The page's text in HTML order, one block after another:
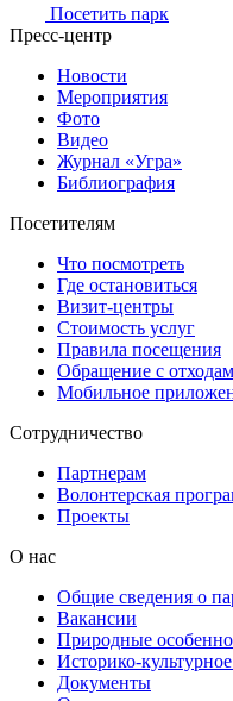
Посетить парк
Пресс-центр
Новости
Мероприятия
Фото
Видео
Журнал «Угра»
Библиография
Посетителям
Что посмотреть
Где остановиться
Визит-центры
Стоимость услуг
Правила посещения
Обращение с
Мобильное
Сотрудничество
Партнерам
Волонтерская
Проекты
О нас
Общие сведения о
Вакансии
Природные
Историко-
Документы